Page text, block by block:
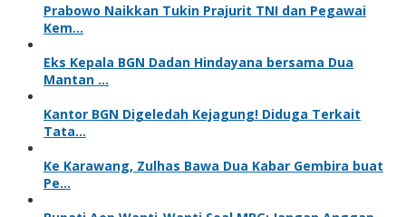
Prabowo Naikkan Tukin Prajurit TNI dan Pegawai
Kem…
Eks Kepala BGN Dadan Hindayana bersama Dua
Mantan …
Kantor BGN Digeledah Kejagung! Diduga Terkait
Tata…
Ke Karawang, Zulhas Bawa Dua Kabar Gembira buat
Pe…